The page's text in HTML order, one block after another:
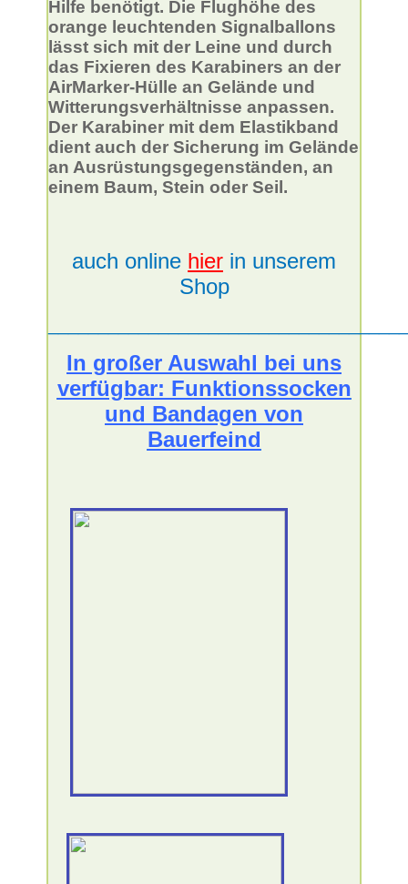
Hilfe benötigt. Die Flughöhe des
orange leuchtenden Signalballons
lässt sich mit der Leine und durch
das Fixieren des Karabiners an der
AirMarker-Hülle an Gelände und
Witterungsverhältnisse anpassen.
Der Karabiner mit dem Elastikband
dient auch der Sicherung im Gelände
an Ausrüstungsgegenständen, an
einem Baum, Stein oder Seil.
auch online hier in unserem
Shop
In großer Auswahl bei uns
verfügbar: Funktionssocken
und Bandagen von
Bauerfeind